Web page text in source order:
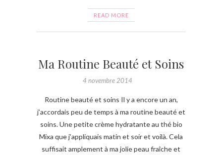
READ MORE
Ma Routine Beauté et Soins
4 novembre 2014
Routine beauté et soins Il y a encore un an,
j’accordais peu de temps à ma routine beauté et
soins. Une petite crème hydratante au thé bio
Mixa que j’appliquais matin et soir et voilà. Cela
suffisait amplement à ma jolie peau fraîche et